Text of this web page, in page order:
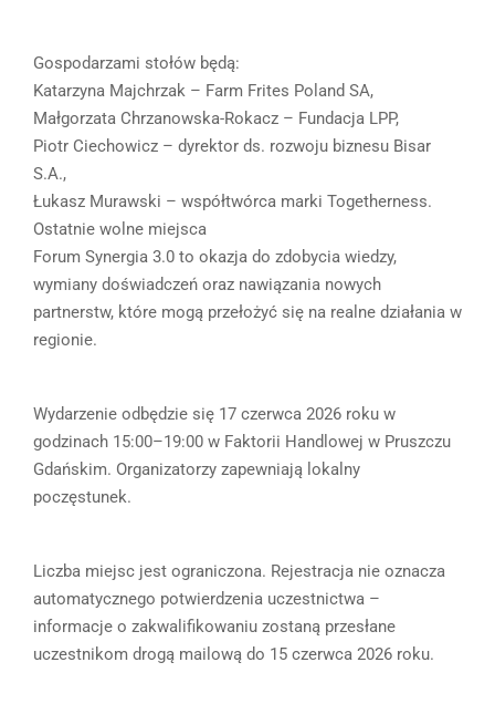
Gospodarzami stołów będą:
Katarzyna Majchrzak – Farm Frites Poland SA,
Małgorzata Chrzanowska-Rokacz – Fundacja LPP,
Piotr Ciechowicz – dyrektor ds. rozwoju biznesu Bisar
S.A.,
Łukasz Murawski – współtwórca marki Togetherness.
Ostatnie wolne miejsca
Forum Synergia 3.0 to okazja do zdobycia wiedzy,
wymiany doświadczeń oraz nawiązania nowych
partnerstw, które mogą przełożyć się na realne działania w
regionie.
Wydarzenie odbędzie się 17 czerwca 2026 roku w
godzinach 15:00–19:00 w Faktorii Handlowej w Pruszczu
Gdańskim. Organizatorzy zapewniają lokalny
poczęstunek.
Liczba miejsc jest ograniczona. Rejestracja nie oznacza
automatycznego potwierdzenia uczestnictwa –
informacje o zakwalifikowaniu zostaną przesłane
uczestnikom drogą mailową do 15 czerwca 2026 roku.